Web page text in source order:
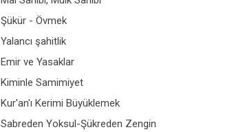
Şükür - Övmek
Yalancı şahitlik
Emir ve Yasaklar
Kiminle Samimiyet
Kur'an'ı Kerimi Büyüklemek
Sabreden Yoksul-Şükreden Zengin